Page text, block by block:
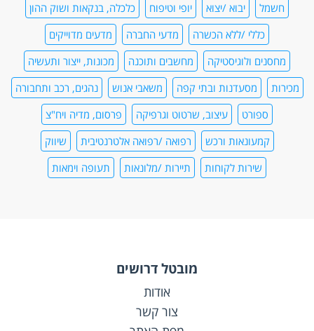
חשמל
יבוא /יצוא יופי וטיפוח
כלכלה, בנקאות ושוק ההון
כללי /ללא הכשרה
מדעי החברה
מדעים מדוייקים
מחסנים ולוגיסטיקה
מחשבים ותוכנה
מכונות, ייצור ותעשיה
מכירות
מסעדנות ובתי קפה משאבי אנוש
נהגים, רכב ותחבורה
ספורט
עיצוב, שרטוט וגרפיקה
פרסום, מדיה ויח"צ
קמעונאות ורכש
רפואה /רפואה אלטרנטיבית
שיווק
שירות לקוחות
תיירות /מלונאות תעופה וימאות
מובטל דרושים
אודות
צור קשר